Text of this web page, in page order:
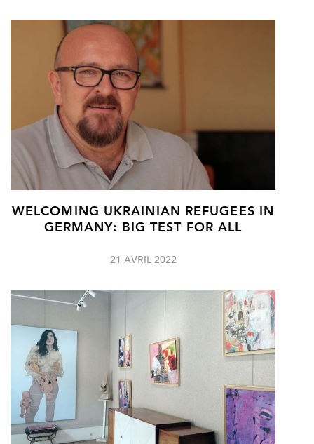
WELCOMING UKRAINIAN REFUGEES IN
GERMANY: BIG TEST FOR ALL
21 AVRIL 2022